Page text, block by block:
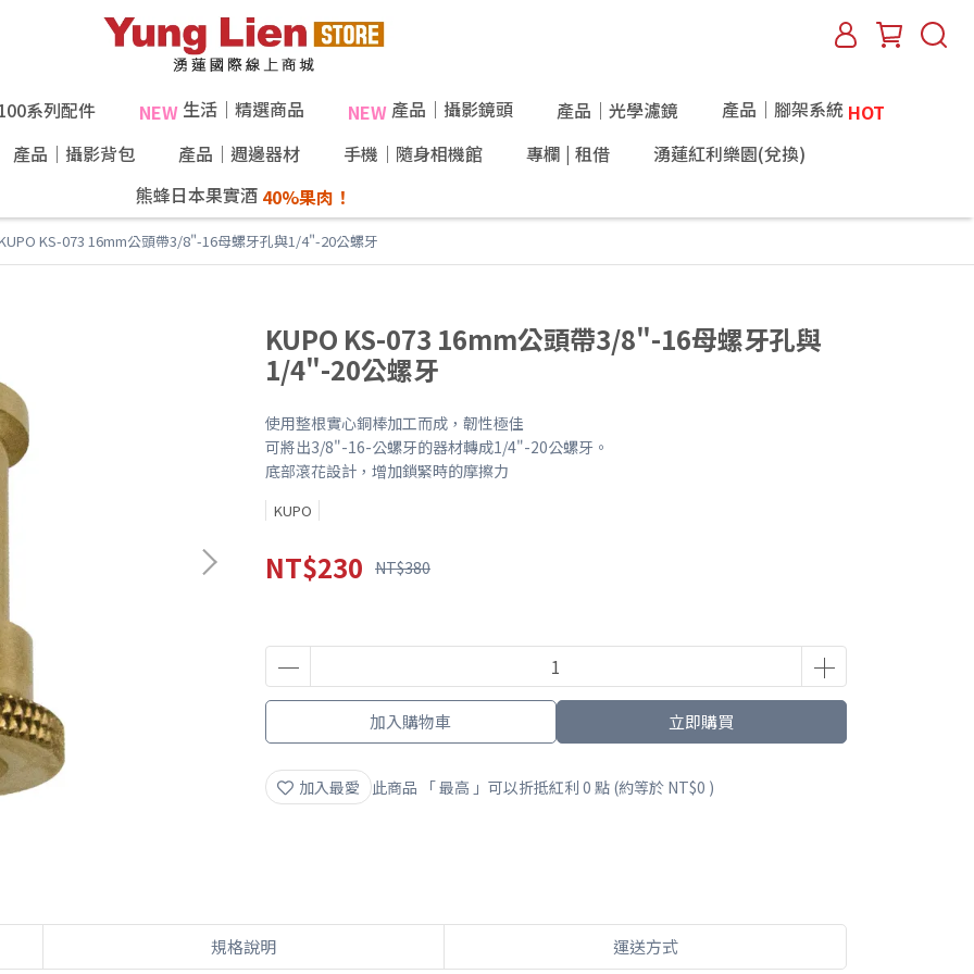
系列配件 NEW生活｜精選商品 NEW產品｜攝影鏡頭 產品｜光學濾鏡 產品｜腳架系統HOT
產品｜攝影背包
產品｜週邊器材 手機｜隨身相機館 專欄 | 租借
湧蓮紅利樂園(兌換)
熊蜂日本果實酒
KS-073 16mm公頭帶3/8"-16母螺牙孔與1/4"-20公螺牙
KUPO KS-073 16mm公頭帶3/8"-16母螺牙孔與
1/4"-20公螺牙
使用整根實心銅棒加工而成，韌性極佳
可將出3/8"-16-公螺牙的器材轉成1/4"-20公螺牙。
底部滾花設計，增加鎖緊時的摩擦力
KUPO
NT$230 NT$380
加入購物車 立即購買
加入最愛 此商品 「 最高 」可以折抵紅利 0 點 (約等於 NT$0 )
規格說明 運送方式